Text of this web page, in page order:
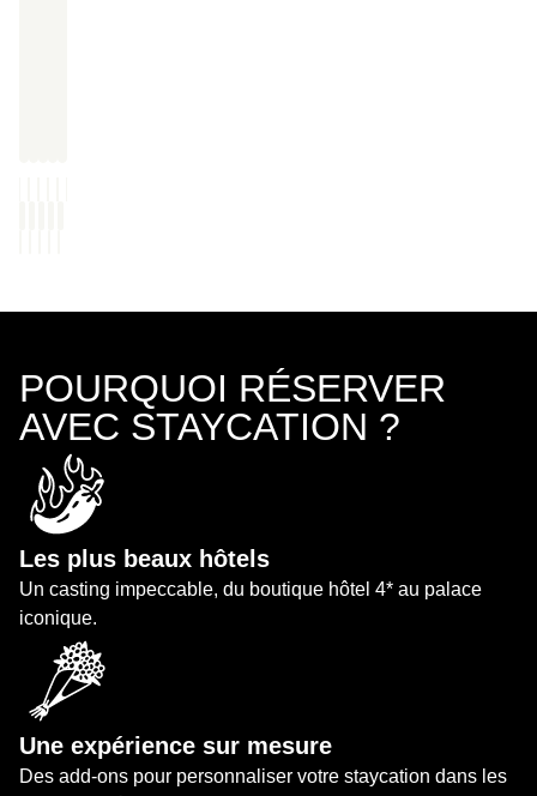
POURQUOI RÉSERVER
AVEC STAYCATION ?
Les plus beaux hôtels
Un casting impeccable, du boutique hôtel 4* au palace
iconique.
Une expérience sur mesure
Des add-ons pour personnaliser votre staycation dans les